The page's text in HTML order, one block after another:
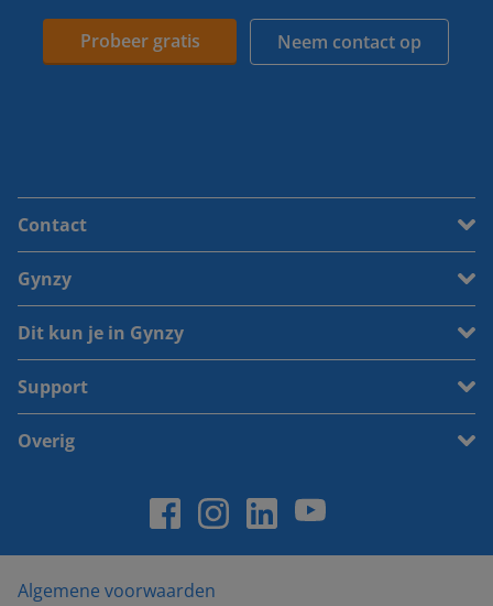
Probeer gratis Neem contact op
Contact
Gynzy
Dit kun je in Gynzy
Support
Overig
Algemene voorwaarden